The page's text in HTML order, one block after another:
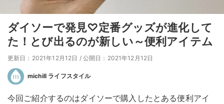
ダイソーで発見♡定番グッズが進化して
た！とび出るのが新しい～便利アイテム
更新日：2021年12月12日 / 公開日：2021年12月12日
michill ライフスタイル
今回ご紹介するのはダイソーで購入したとある便利アイ